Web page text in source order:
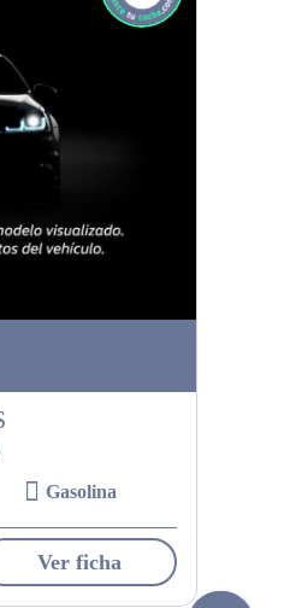
Gasolina
Ver ficha